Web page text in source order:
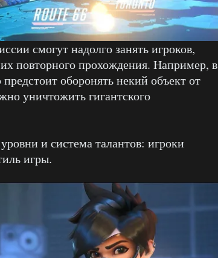
смогут надолго занять игроков,
повторного прохождения. Например, в
оборонять некий объект от
уничтожить гигантского
и система талантов: игроки
игры.